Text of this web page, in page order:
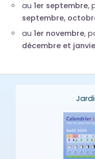
au 1er septembre,
septembre,
au 1er novembre,
décembre et